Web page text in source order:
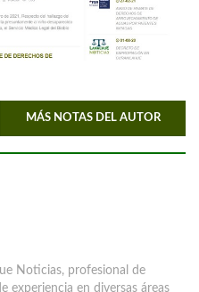
MÁS NOTAS DEL AUTOR
Noticias, profesional de
experiencia en diversas áreas